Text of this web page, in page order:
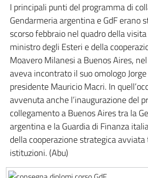
I principali punti del programma di
Gendarmeria argentina e GdF erano
scorso febbraio nel quadro della
ministro degli Esteri e della
Moavero Milanesi a Buenos Aires,
aveva incontrato il suo omologo
presidente Mauricio Macri. In
avvenuta anche l’inaugurazione del
collegamento a Buenos Aires tra la
argentina e la Guardia di Finanza
della cooperazione strategica avviata
istituzioni. (Abu)